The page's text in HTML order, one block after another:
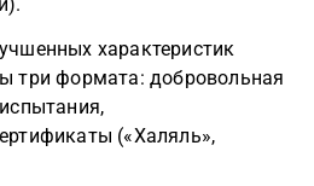
характеристик
три формата: добровольная
(«Халяль»,